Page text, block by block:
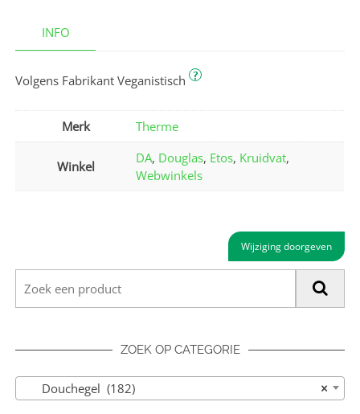
INFO
Volgens Fabrikant Veganistisch ?
Merk Therme
Winkel
DA, Douglas, Etos, Kruidvat,
Webwinkels
Wijziging doorgeven
ZOEK OP CATEGORIE
×
Douchegel (182)